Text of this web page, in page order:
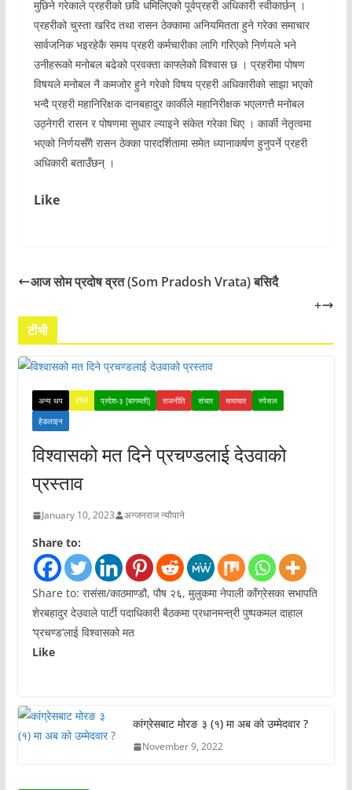
मुछिने गरेकाले प्रहरीको छवि धमिलिएको पूर्वप्रहरी अधिकारी स्वीकार्छन् ।
प्रहरीको चुस्ता खरिद तथा रासन ठेक्कामा अनियमितता हुने गरेका समाचार
सार्वजनिक भइरहेकै समय प्रहरी कर्मचारीका लागि गरिएको निर्णयले भने
उनीहरूको मनोबल बढेको प्रवक्ता काफ्लेको विश्वास छ । प्रहरीमा पोषण
विषयले मनोबल नै कमजोर हुने गरेको विषय प्रहरी अधिकारीको साझा भएको
भन्दै प्रहरी महानिरिक्षक दानबहादुर कार्कीले महानिरीक्षक भएलगत्तै मनोबल
उठ्नेगरी रासन र पोषणमा सुधार ल्याइने संकेत गरेका थिए । कार्की नेतृत्वमा
भएको निर्णयसँगै रासन ठेक्का पारदर्शितामा समेत ध्यानाकर्षण हुनुपर्ने प्रहरी
अधिकारी बताउँछन् ।
Like
आज सोम प्रदोष व्रत (Som Pradosh Vrata) बसिदै
+
टीभी
अन्य थप टीभी प्रदेश-३ [बागमती] राजनीति संचार समाचार
स्पेसल
हेडलाइन
विश्वासको मत दिने प्रचण्डलाई देउवाको
प्रस्ताव
January 10, 2023 अन्जनराज न्यौपाने
Share to:
Share to: रासंसा/काठमाण्डौ, पौष २६, मुलुकमा नेपाली काँग्रेसका सभापति
शेरबहादुर देउवाले पार्टी पदाधिकारी बैठकमा प्रधानमन्त्री पुष्पकमल दाहाल
‘प्रचण्ड’लाई विश्वासको मत
Like
कांग्रेसबाट मोरङ ३ (१) मा अब को उम्मेदवार ?
November 9, 2022